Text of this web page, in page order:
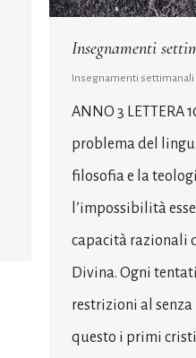
Insegnamenti
Insegnamenti settimanali
ANNO 3 LETTERA
problema del
filosofia e la
l’impossibilità
capacità razionali
Divina. Ogni
restrizioni al senza
questo i primi